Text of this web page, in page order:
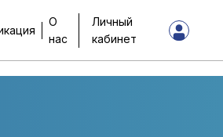
О
нас
Личный
кабинет